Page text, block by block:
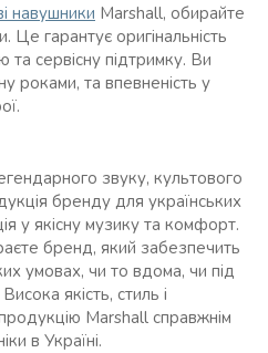
навушники Marshall, обирайте
Це гарантує оригінальність
та сервісну підтримку. Ви
роками, та впевненість у
звуку, культового
бренду для українських
у якісну музику та комфорт.
бренд, який забезпечить
умовах, чи то вдома, чи під
якість, стиль і
Marshall справжнім
в Україні.